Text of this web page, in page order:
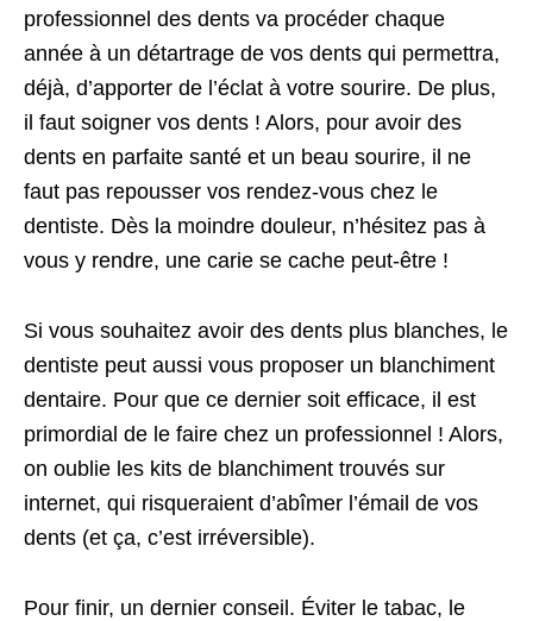
professionnel des dents va procéder chaque
année à un détartrage de vos dents qui permettra,
déjà, d’apporter de l’éclat à votre sourire. De plus,
il faut soigner vos dents ! Alors, pour avoir des
dents en parfaite santé et un beau sourire, il ne
faut pas repousser vos rendez-vous chez le
dentiste. Dès la moindre douleur, n’hésitez pas à
vous y rendre, une carie se cache peut-être !
Si vous souhaitez avoir des dents plus blanches, le
dentiste peut aussi vous proposer un blanchiment
dentaire. Pour que ce dernier soit efficace, il est
primordial de le faire chez un professionnel ! Alors,
on oublie les kits de blanchiment trouvés sur
internet, qui risqueraient d’abîmer l’émail de vos
dents (et ça, c’est irréversible).
Pour finir, un dernier conseil. Éviter le tabac, le